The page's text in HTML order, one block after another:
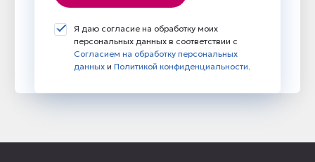
Я даю согласие на обработку моих
персональных данных в соответствии с
Согласием на обработку персональных
данных и Политикой конфиденциальности.